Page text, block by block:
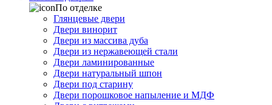
По отделке
Глянцевые двери
Двери винорит
Двери из массива дуба
Двери из нержавеющей стали
Двери ламинированные
Двери натуральный шпон
Двери под старину
Двери порошковое напыление и МДФ